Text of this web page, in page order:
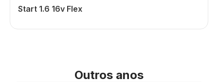
Start 1.6 16v Flex
Outros anos